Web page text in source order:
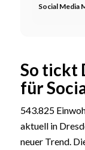
Social Media
So tickt
für
543.825
aktuell in
neuer Trend.